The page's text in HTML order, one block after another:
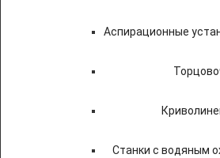
Аспирационные
Станки с водяным